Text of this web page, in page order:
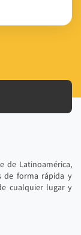
de Latinoamérica,
de forma rápida y
cualquier lugar y